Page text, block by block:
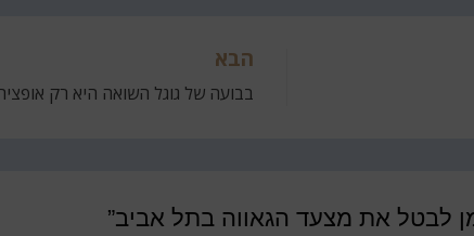
הבא
בבועה של גוגל השואה היא רק
לבטל את מצעד הגאווה בתל אביב”